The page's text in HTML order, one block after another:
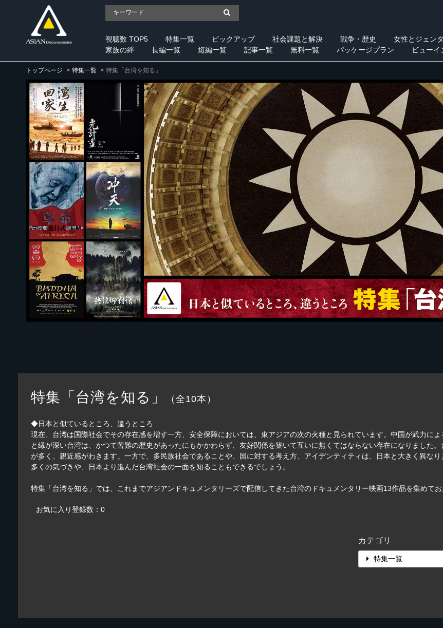
視聴数 TOP5 特集一覧 ピックアップ 社会課題と解決 戦争・歴史 女性とジェン
家族の絆
長編一覧 短編一覧 記事一覧 無料一覧 パッケージプラン ビューイ
トップページ 特集一覧 特集「台湾を知る」
特集「台湾を知る」 （全10本）
◆日本と似ているところ、違うところ
現在、台湾は国際社会でその存在感を増す一方、安全保障においては、東アジアの次の火種と見られています。中国が武力に
と縁が深い台湾は、かつて苦難の歴史があったにもかかわらず、友好関係を築いて互いに無くてはならない存在になりました
が多く、親近感がわきます。一方で、多民族社会であることや、国に対する考え方、アイデンティティは、日本と大きく異な
多くの気づきや、日本より進んだ台湾社会の一面を知ることもできるでしょう。
特集「台湾を知る」では、これまでアジアンドキュメンタリーズで配信してきた台湾のドキュメンタリー映画13作品を集めてお
お気に入り登録数：0
カテゴリ
特集一覧